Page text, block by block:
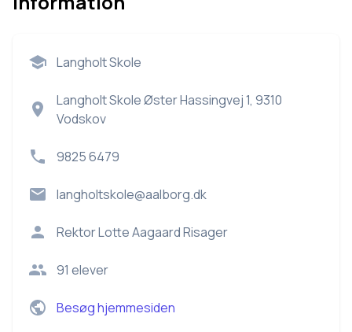
Langholt Skole
Langholt Skole Øster Hassingvej 1, 9310
Vodskov
9825 6479
langholtskole@aalborg.dk
RektorLotte Aagaard Risager
91 elever
Besøg hjemmesiden